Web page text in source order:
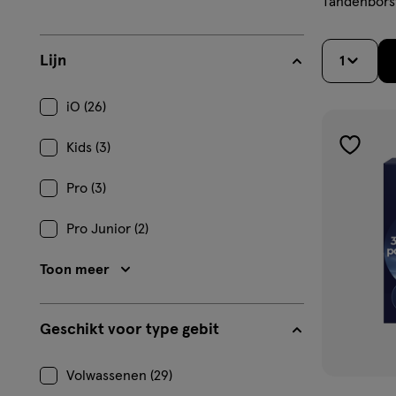
Lijn
iO (26)
Kids (3)
Pro (3)
Pro Junior (2)
Toon meer
Geschikt voor type gebit
Volwassenen (29)
1